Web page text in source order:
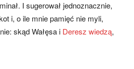
I sugerował jednoznacznie,
i, o ile mnie pamięć nie myli,
skąd Wałęsa i Deresz wiedzą,